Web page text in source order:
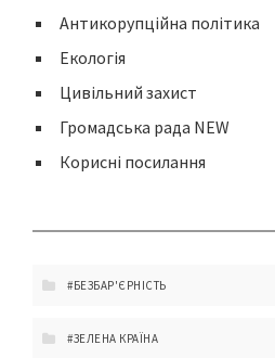
Антикорупційна політика
Екологія
Цивільний захист
Громадська рада NEW
Корисні посилання
#БЕЗБАР'ЄРНІСТЬ
#ЗЕЛЕНА КРАЇНА